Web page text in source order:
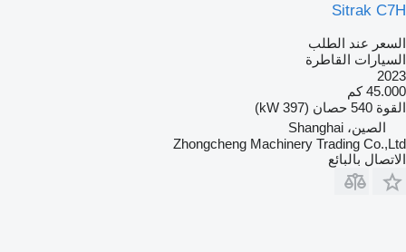
Sitrak C7H
السعر عند الطلب
السيارات القاطرة
2023
45.000 كم
القوة 540 حصان (397 kW)
الصين، Shanghai
Zhongcheng Machinery Trading Co.,Ltd
الاتصال بالبائع